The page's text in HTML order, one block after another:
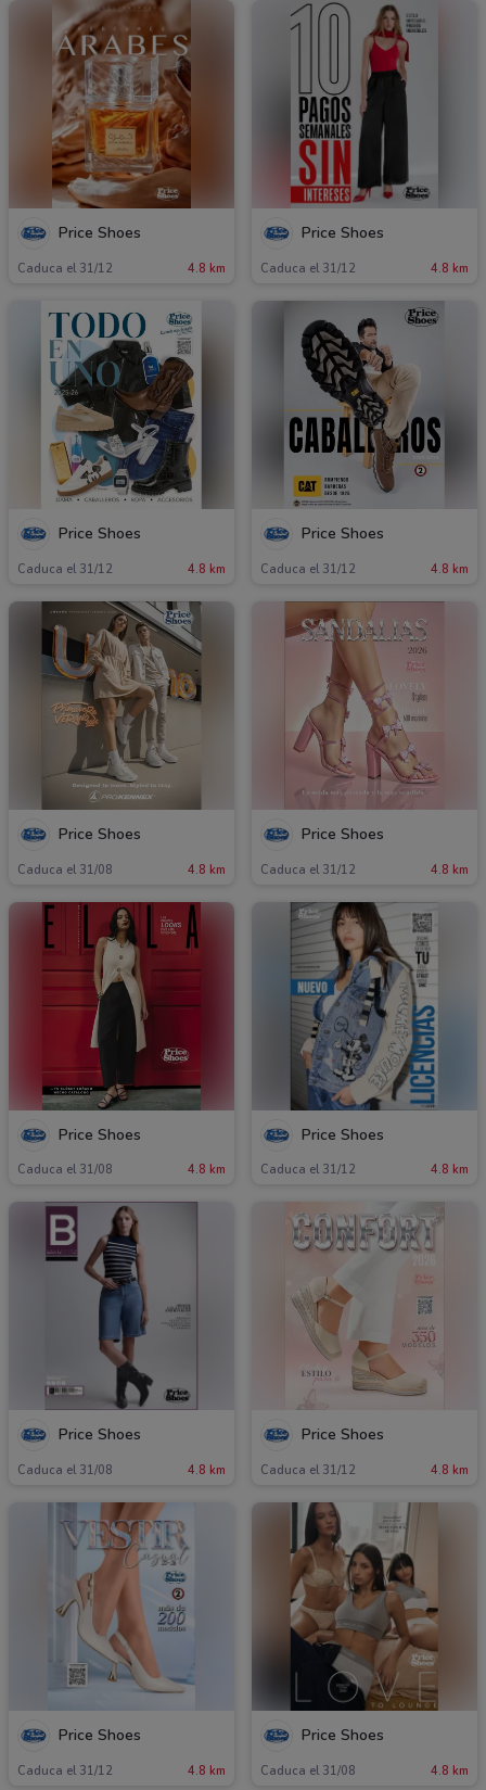
Price Shoes
Caduca el 31/12 4.8 km
Price Shoes
Caduca el 31/12 4.8 km
Price Shoes
Caduca el 31/12 4.8 km
Price Shoes
Caduca el 31/12 4.8 km
Price Shoes
Caduca el 31/08 4.8 km
Price Shoes
Caduca el 31/12 4.8 km
Price Shoes
Caduca el 31/08 4.8 km
Price Shoes
Caduca el 31/12 4.8 km
Price Shoes
Caduca el 31/08 4.8 km
Price Shoes
Caduca el 31/12 4.8 km
Price Shoes
Caduca el 31/12 4.8 km
Price Shoes
Caduca el 31/08 4.8 km